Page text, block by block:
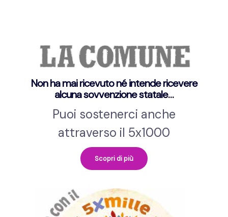
Non ha mai ricevuto né intende ricevere
alcuna sovvenzione statale…
Puoi sostenerci anche
attraverso il 5x1000
Scopri di più